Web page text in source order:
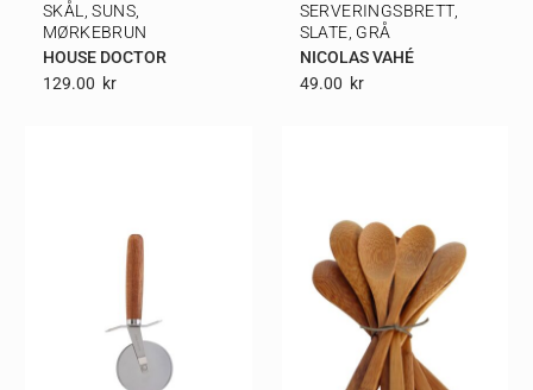
SKÅL, SUNS,
MØRKEBRUN
HOUSE DOCTOR
129.00 Kr
SERVERINGSBRETT,
SLATE, GRÅ
NICOLAS VAHÉ
49.00 Kr